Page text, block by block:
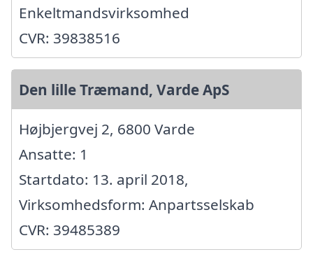
Enkeltmandsvirksomhed
CVR: 39838516
Den lille Træmand, Varde ApS
Højbjergvej 2, 6800 Varde
Ansatte: 1
Startdato: 13. april 2018,
Virksomhedsform: Anpartsselskab
CVR: 39485389